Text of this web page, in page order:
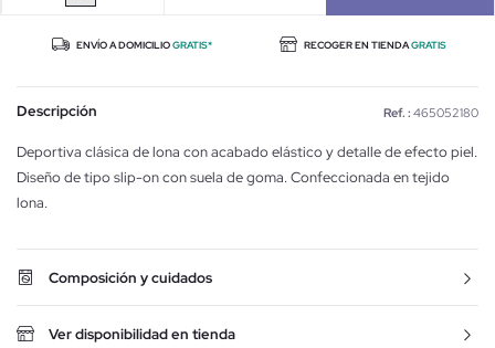
ENVÍO A DOMICILIOGRATIS* RECOGER EN TIENDAGRATIS
Descripción Ref. : 465052180
Deportiva clásica de lona con acabado elástico y detalle de efecto piel.
Diseño de tipo slip-on con suela de goma. Confeccionada en tejido
lona.
Composición y cuidados
Ver disponibilidad en tienda